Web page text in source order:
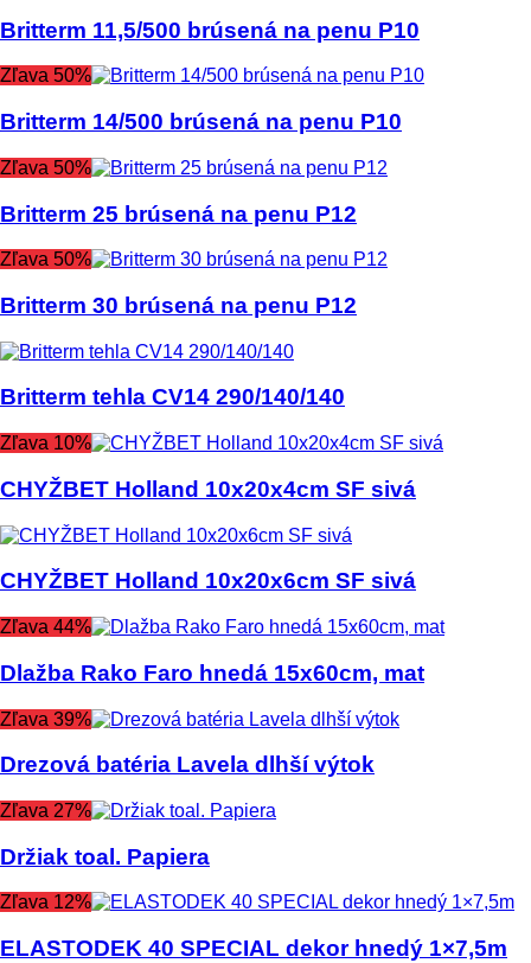
Britterm 11,5/500 brúsená na penu P10
Zľava 50%
Britterm 14/500 brúsená na penu P10
Zľava 50%
Britterm 25 brúsená na penu P12
Zľava 50%
Britterm 30 brúsená na penu P12
Britterm tehla CV14 290/140/140
Zľava 10%
CHYŽBET Holland 10x20x4cm SF sivá
CHYŽBET Holland 10x20x6cm SF sivá
Zľava 44%
Dlažba Rako Faro hnedá 15x60cm, mat
Zľava 39%
Drezová batéria Lavela dlhší výtok
Zľava 27%
Držiak toal. Papiera
Zľava 12%
ELASTODEK 40 SPECIAL dekor hnedý 1×7,5m